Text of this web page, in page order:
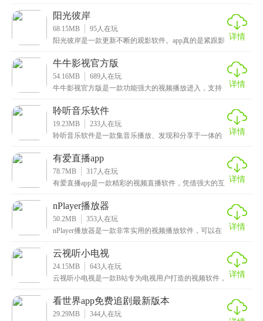
阳光彼岸
68.15MB 95 人在玩
阳光彼岸是一款更新不断的观影软件。app真的是紧跟影 详情
牛牛影视官方版
54.16MB 689 人在玩
牛牛影视官方版是一款功能强大的视频播放进入，支持
多种
详情
聆听音乐软件
19.23MB 233 人在玩
聆听音乐软件是一款集音乐播放、发现和分享于一体的
音乐
详情
有爱直播app
78.7MB 317 人在玩
有爱直播app是一款精彩的视频直播软件，凭借强大的互 详情
nPlayer播放器
50.2MB 353 人在玩
nPlayer播放器是一款非常实用的视频播放软件，可以在
详情
云视听小电视
24.15MB 643 人在玩
云视听小电视是一款B站专为电视用户打造的视频软件，
详情
看世界app免费追剧最新版本
29.29MB 344 人在玩